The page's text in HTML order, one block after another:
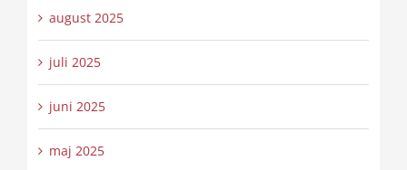
august 2025
juli 2025
juni 2025
maj 2025